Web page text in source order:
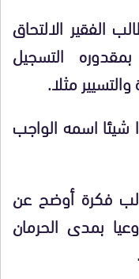
الفقير الالتحاق
التسجيل
مثلا.
شيئا اسمه الواجب
فكرة أوضح عن
بمدى الحرمان